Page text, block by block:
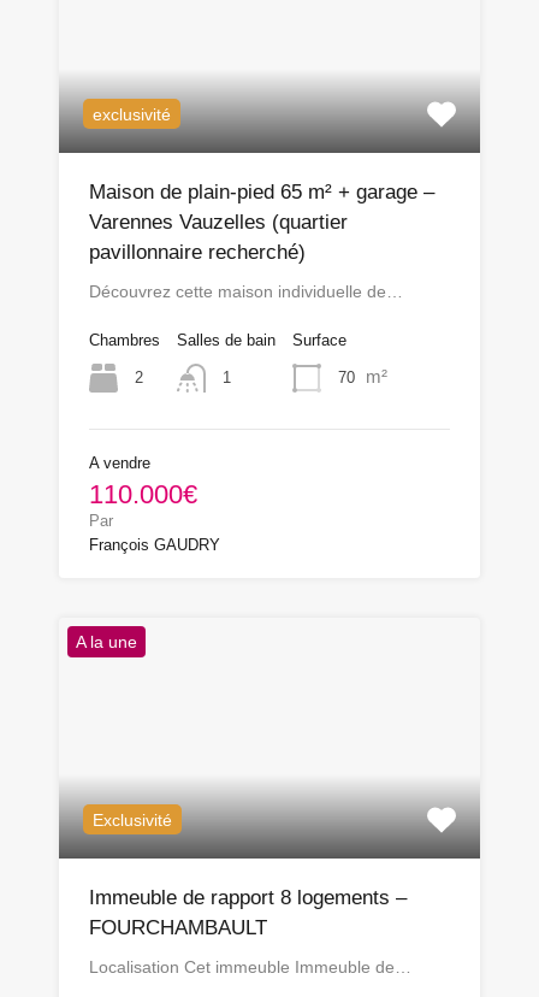
exclusivité
Maison de plain-pied 65 m² + garage –
Varennes Vauzelles (quartier
pavillonnaire recherché)
Découvrez cette maison individuelle de…
Chambres
2
Salles de bain
1
Surface
70 m²
A vendre
110.000€
Par
François GAUDRY
A la une
Exclusivité
Immeuble de rapport 8 logements –
FOURCHAMBAULT
Localisation Cet immeuble Immeuble de…